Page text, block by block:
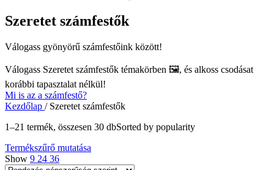
Szeretet számfestők
Válogass gyönyörű számfestőink között!
Válogass Szeretet számfestők témakörben 🖼️, és alkoss csodásat
korábbi tapasztalat nélkül!
Mi is az a számfestő?
Kezdőlap / Szeretet számfestők
1–21 termék, összesen 30 dbSorted by popularity
Termékszűrő mutatása
Show 9 24 36